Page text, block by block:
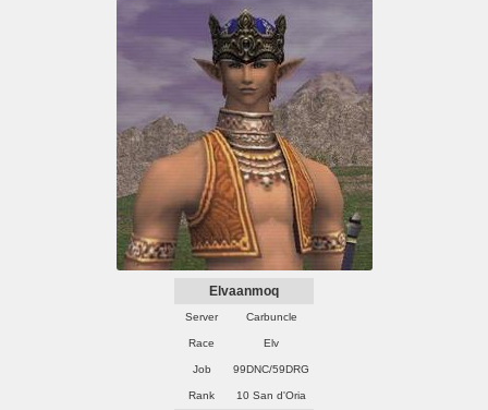
Elvaanmoq
Server Carbuncle
Race Elv
Job 99DNC/59DRG
Rank 10 San d'Oria